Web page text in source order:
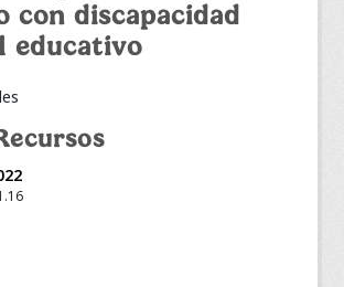
con discapacidad
educativo